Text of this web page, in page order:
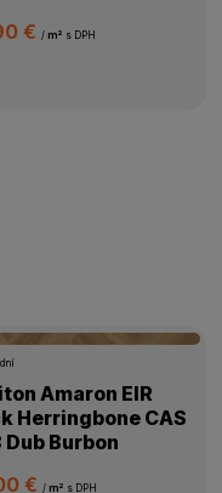
€ / m² s DPH
Amaron EIR
Herringbone CAS
Dub Burbon
€ / m² s DPH